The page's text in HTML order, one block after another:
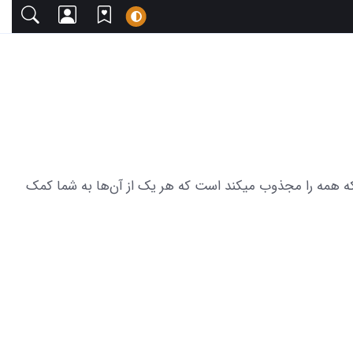
دعوت می‌کنیم. این مجموعه شامل 18 عکس از پروفایل خاص جدید که همه را مجذوب میکند است که هر یک از آن‌ها به شما کمک